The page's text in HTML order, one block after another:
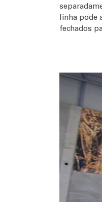
linha pode
fechados